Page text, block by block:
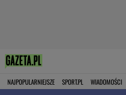
NAJPOPULARNIEJSZE SPORT.PL WIADOMOŚCI